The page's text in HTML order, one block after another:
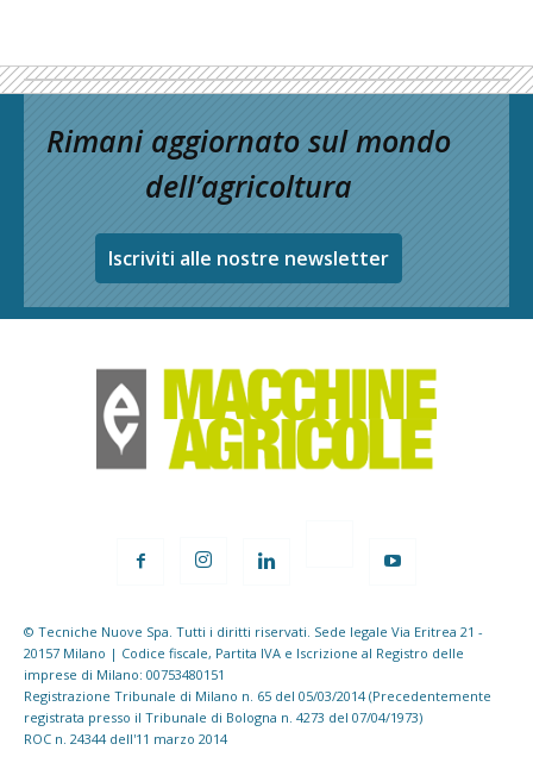
Rimani aggiornato sul mondo
dell’agricoltura
Iscriviti alle nostre newsletter
© Tecniche Nuove Spa. Tutti i diritti riservati. Sede legale Via Eritrea 21 -
20157 Milano | Codice fiscale, Partita IVA e Iscrizione al Registro delle
imprese di Milano: 00753480151
Registrazione Tribunale di Milano n. 65 del 05/03/2014 (Precedentemente
registrata presso il Tribunale di Bologna n. 4273 del 07/04/1973)
ROC n. 24344 dell'11 marzo 2014